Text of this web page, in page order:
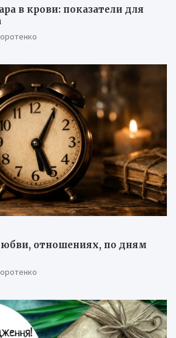
в крови: показатели для
отношениях, по дням